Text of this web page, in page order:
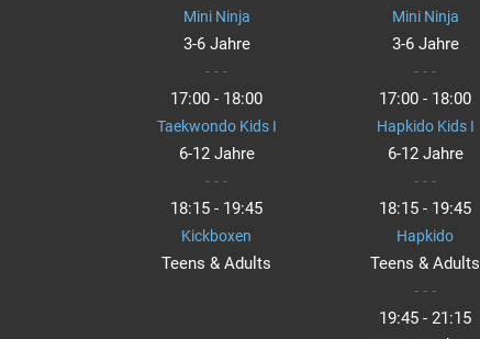
Mini Ninja
3-6 Jahre
- - -
17:00 - 18:00
Taekwondo Kids I
6-12 Jahre
- - -
18:15 - 19:45
Kickboxen
Teens & Adults
Mini Ninja
3-6 Jahre
- - -
17:00 - 18:00
Hapkido Kids I
6-12 Jahre
- - -
18:15 - 19:45
Hapkido
Teens & Adults
- - -
19:45 - 21:15